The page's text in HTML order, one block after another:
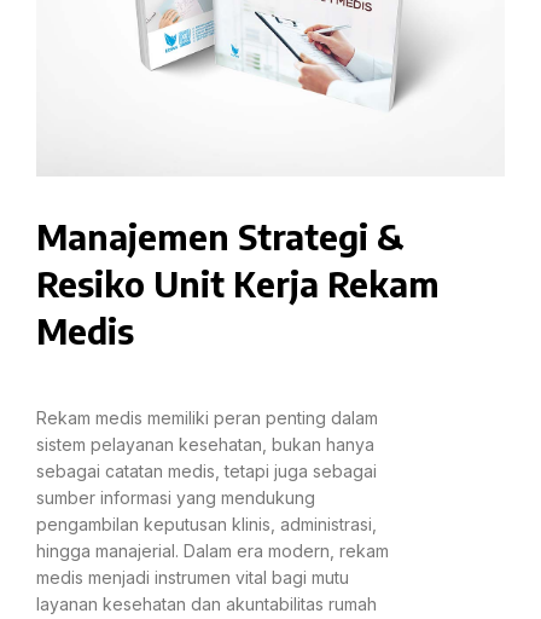
Manajemen Strategi &
Resiko Unit Kerja Rekam
Medis
Rekam medis memiliki peran penting dalam
sistem pelayanan kesehatan, bukan hanya
sebagai catatan medis, tetapi juga sebagai
sumber informasi yang mendukung
pengambilan keputusan klinis, administrasi,
hingga manajerial. Dalam era modern, rekam
medis menjadi instrumen vital bagi mutu
layanan kesehatan dan akuntabilitas rumah